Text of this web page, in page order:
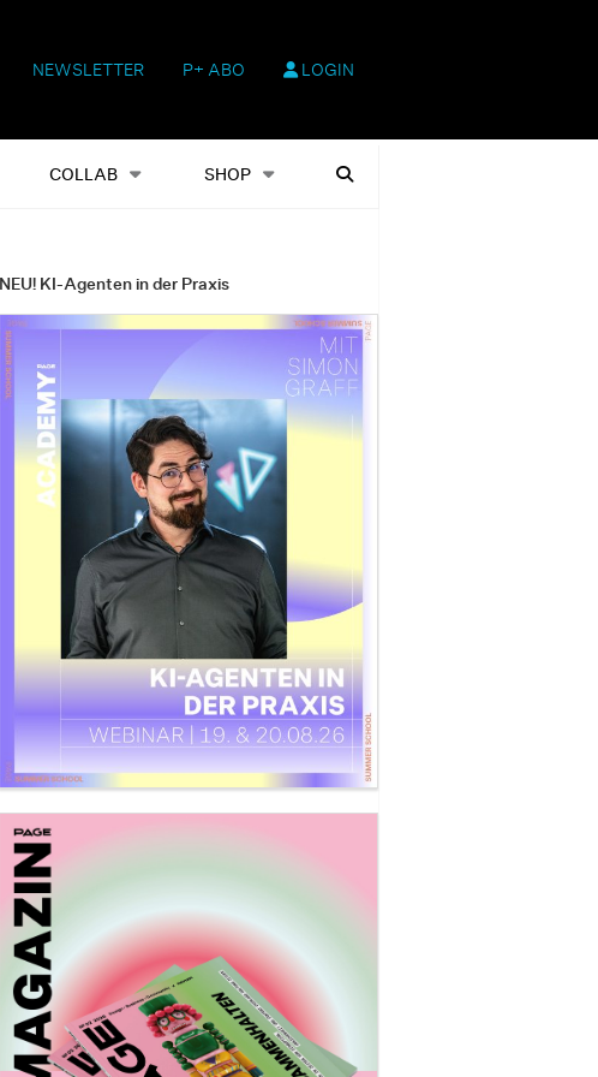
NEWSLETTER P+ ABO LOGIN
COLLAB SHOP
Shop Heftausgaben Suchen
NEU! KI-Agenten in der Praxis